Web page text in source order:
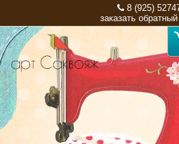
8 (925)
заказать